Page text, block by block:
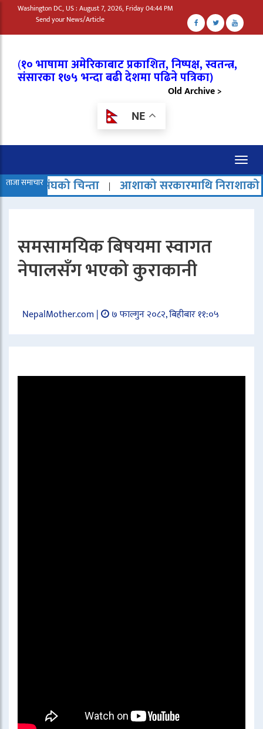
Washington DC, US : August 7, 2026, Friday 04:44 PM
Send your News/Article
(१० भाषामा अमेरिकाबाट प्रकाशित, निष्पक्ष, स्वतन्त्र,
संसारका १७५ भन्दा बढी देशमा पढिने पत्रिका)
Old Archive >
NE
ताजा समाचार
चिन्ता आशाको सरकारमाथि निराशाको बादल |
समसामयिक बिषयमा स्वागत
नेपालसँग भएको कुराकानी
NepalMother.com | ७ फाल्गुन २०८२, बिहीबार ११:०५